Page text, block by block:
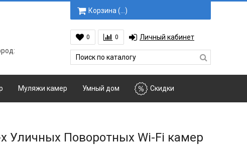
Корзина ( )
0 0 Личный кабинет
Муляжи камер Умный дом Скидки
Уличных Поворотных Wi-Fi камер